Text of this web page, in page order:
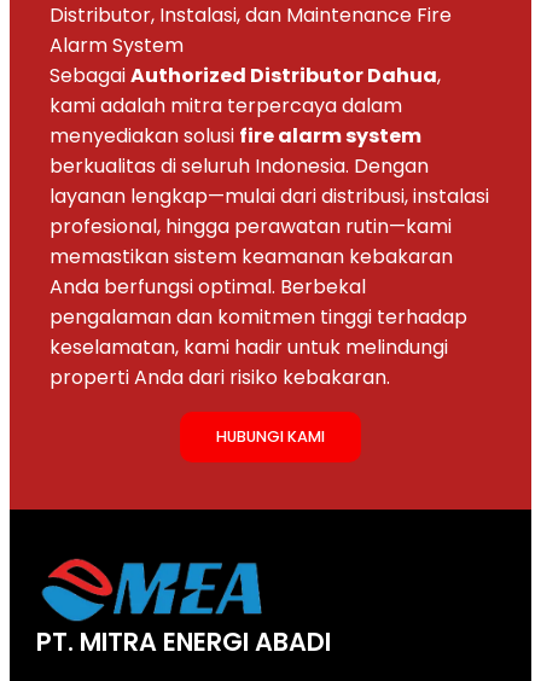
Distributor, Instalasi, dan Maintenance Fire
Alarm System
SebagaiAuthorized Distributor Dahua,
kami adalah mitra terpercaya dalam
menyediakan solusi fire alarm system
berkualitas di seluruh Indonesia. Dengan
layanan lengkap—mulai dari distribusi, instalasi
profesional, hingga perawatan rutin—kami
memastikan sistem keamanan kebakaran
Anda berfungsi optimal. Berbekal
pengalaman dan komitmen tinggi terhadap
keselamatan, kami hadir untuk melindungi
properti Anda dari risiko kebakaran.
HUBUNGI KAMI
PT. MITRA ENERGI ABADI